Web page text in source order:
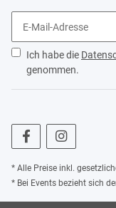
Ich habe die
genommen.
* Alle Preise inkl.
* Bei Events bezieht sich